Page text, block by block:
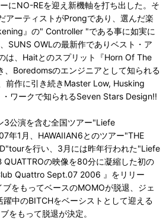
にNO-REを迎え新機軸を打ち出した。そ
アーティストがProngであり、選んだ楽
』の" Controller "である事に如実に
SUNS OWLの最新作でありベスト・ア
は、Haitとのスプリット『Horn Of The
、Boredomsのエンジニアとして知られる
前作に引き続きMaster Low, Husking
ワークで知られるSeven Stars Design!!
演を含む全国ツアー"Liefe
年1月、HAWAIIAN6とのツアー"THE
を行い、3月には昨年行われた"Liefe
QUATTROの映像を80分に凝縮した初の
Quattro Sept.07 2006 』をリリー
をもってベースのMOMOが脱退、ジェ
中のBITCHをベーシストとして迎える
をもって脱退が決定。